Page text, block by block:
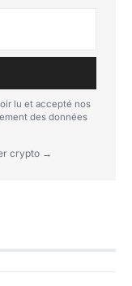
lu et accepté nos
des données
crypto →